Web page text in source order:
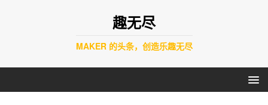
趣无尽
MAKER 的头条，创造乐趣无尽